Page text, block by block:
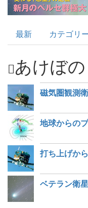
Topics
最新 カテゴリ
あけぼの
磁気圏観測